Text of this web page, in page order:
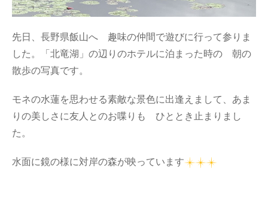
先日、長野県飯山へ 趣味の仲間で遊びに行って参りま
した。「北竜湖」の辺りのホテルに泊まった時の 朝の
散歩の写真です。
モネの水蓮を思わせる素敵な景色に出逢えまして、あま
りの美しさに友人とのお喋りも ひととき止まりまし
た。
水面に鏡の様に対岸の森が映っています